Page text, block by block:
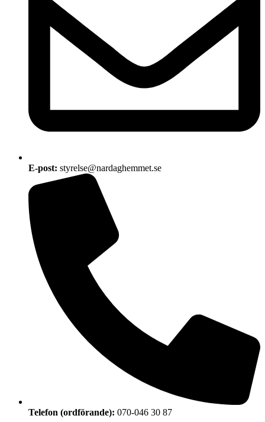
E-post: styrelse@nardaghemmet.se
Telefon (ordförande): 070-046 30 87